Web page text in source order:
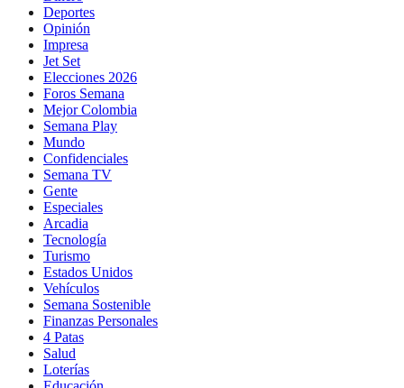
Deportes
Opinión
Impresa
Jet Set
Elecciones 2026
Foros Semana
Mejor Colombia
Semana Play
Mundo
Confidenciales
Semana TV
Gente
Especiales
Arcadia
Tecnología
Turismo
Estados Unidos
Vehículos
Semana Sostenible
Finanzas Personales
4 Patas
Salud
Loterías